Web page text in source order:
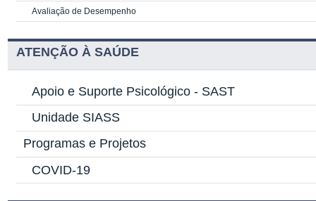
Avaliação de Desempenho
ATENÇÃO À SAÚDE
Apoio e Suporte Psicológico - SAST
Unidade SIASS
Programas e Projetos
COVID-19